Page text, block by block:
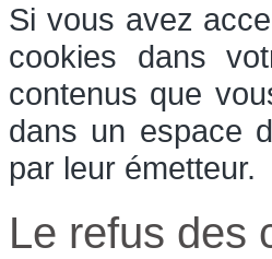
Si vous avez
cookies dans
contenus que
dans un espace
par leur émetteur.
Le refus des